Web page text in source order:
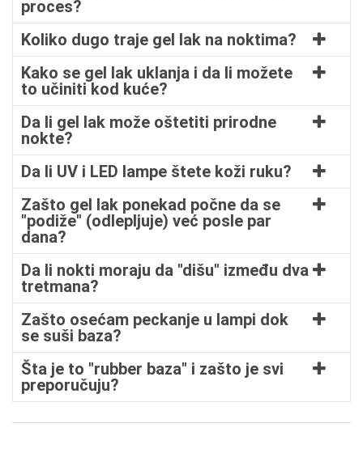
proces?
Koliko dugo traje gel lak na noktima?
Kako se gel lak uklanja i da li možete
to učiniti kod kuće?
Da li gel lak može oštetiti prirodne
nokte?
Da li UV i LED lampe štete koži ruku?
Zašto gel lak ponekad počne da se
"podiže" (odlepljuje) već posle par
dana?
Da li nokti moraju da "dišu" između dva
tretmana?
Zašto osećam peckanje u lampi dok
se suši baza?
Šta je to "rubber baza" i zašto je svi
preporučuju?